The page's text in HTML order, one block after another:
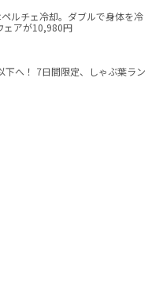
ルチェ冷却。ダブルで身体を冷
ェアが10,980円
下へ！ 7日間限定、しゃぶ葉ラン